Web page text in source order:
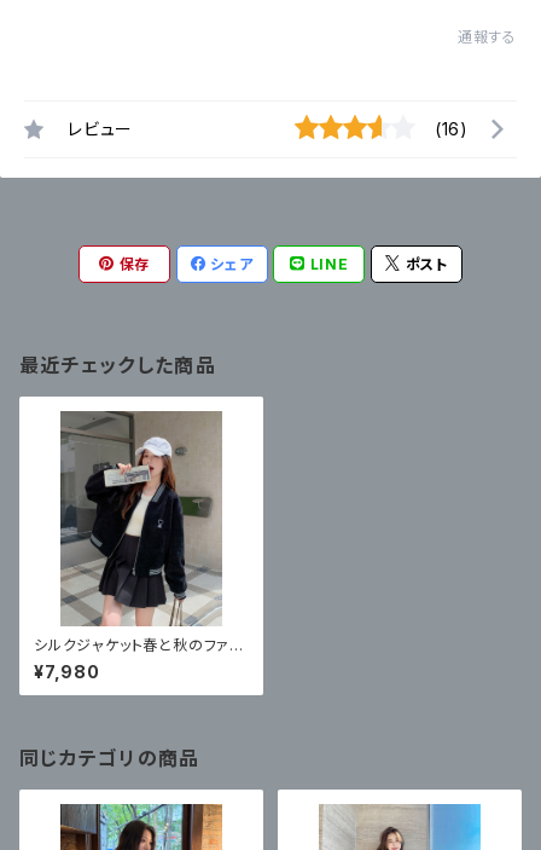
通報する
レビュー (16)
保存 シェア LINE ポスト
最近チェックした商品
シルクジャケット春と秋のファッ
ションカジュアル
¥7,980
同じカテゴリの商品